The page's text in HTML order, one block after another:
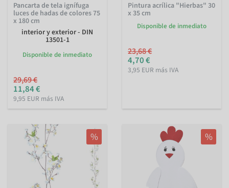
Pancarta de tela ignífuga
luces de hadas de colores 75
x 180 cm
interior y exterior - DIN
13501-1
Disponible de inmediato
29,69 €
11,84 €
9,95 EUR más IVA
Pintura acrílica "Hierbas" 30
x 35 cm
Disponible de inmediato
23,68 €
4,70 €
3,95 EUR más IVA
% %